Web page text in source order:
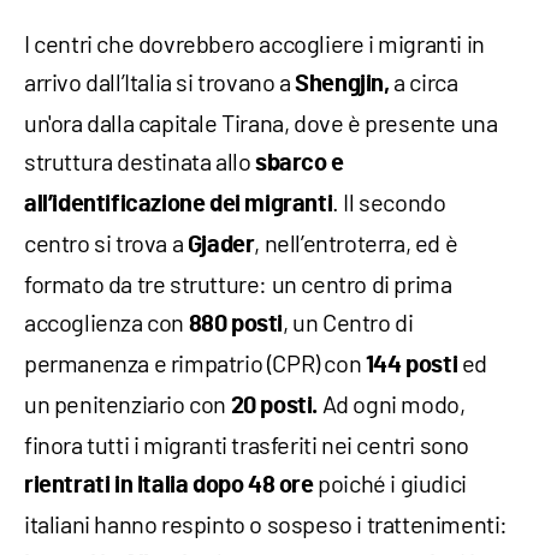
I centri che dovrebbero accogliere i migranti in
arrivo dall’Italia si trovano a Shengjin, a circa
un'ora dalla capitale Tirana, dove è presente una
struttura destinata allosbarco e
all’identificazione dei migranti. Il secondo
centro si trova a Gjader, nell’entroterra, ed è
formato da tre strutture: un centro di prima
accoglienza con 880 posti, un Centro di
permanenza e rimpatrio (CPR) con 144 posti ed
un penitenziario con 20 posti. Ad ogni modo,
finora tutti i migranti trasferiti nei centri sono
rientrati in Italia dopo 48 orepoiché i giudici
italiani hanno respinto o sospeso i trattenimenti: